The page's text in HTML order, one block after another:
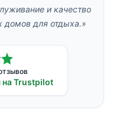
и качество
домов для отдыха.»
Trustpilot